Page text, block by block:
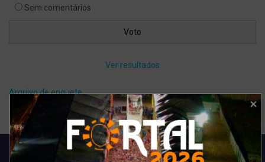
Sem comentários
Ver resultados
Arquivo de enquete